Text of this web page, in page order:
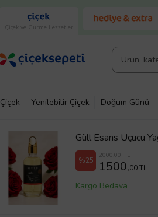
Çiçek ve Gurme Lezzetler
Çiçek Yenilebilir Çiçek Doğum Günü
Güll Esans Uçucu
%25
2000,00 TL
1500,00 TL
Kargo Bedava